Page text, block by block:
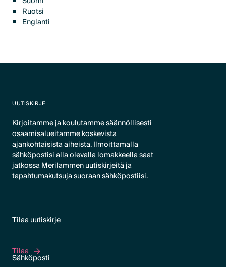
Ruotsi
Englanti
UUTISKIRJE
Kirjoitamme ja koulutamme säännöllisesti
osaamisalueitamme koskevista
ajankohtaisista aiheista. Ilmoittamalla
sähköpostisi alla olevalla lomakkeella saat
jatkossa Merilammen uutiskirjeitä ja
tapahtumakutsuja suoraan sähköpostiisi.
Tilaa uutiskirje
Tilaa
Tilaa